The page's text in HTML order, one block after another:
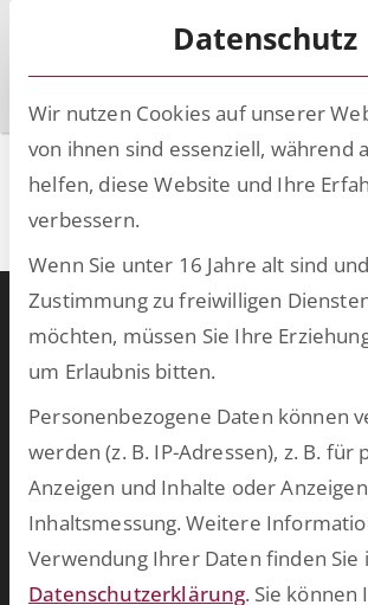
ESCRIBA ECAP Tech
(online)
Warum ESCRIBA?
ESCRIBA steht für 25 Jahre gelebte
Unser Herz schlägt für digitale
Technologien, die wir auf unserer eigenen
Plattform entwickeln. Damit schaffen
bahnbrechende Ergebnisse und bringen
Vordermann. Wählen Sie aus unserem
vorkonfektionierten Lösungen oder
maßgeschneiderte Software für Ihren
Datenschutz
Wir nutzen Cookies auf unserer
von ihnen sind essenziell, während
helfen, diese Website und Ihre
verbessern.
Wenn Sie unter 16 Jahre alt sind
Zustimmung zu freiwilligen
möchten, müssen Sie Ihre
um Erlaubnis bitten.
Personenbezogene Daten können
werden (z. B. IP-Adressen), z. B. für
Anzeigen und Inhalte oder
Inhaltsmessung. Weitere
Verwendung Ihrer Daten finden Sie
Datenschutzerklärung. Sie können